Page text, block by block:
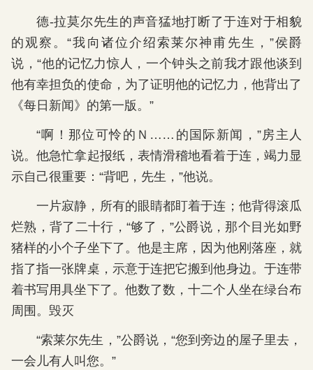
德-拉莫尔先生的声音猛地打断了于连对于相貌
的观察。“我向诸位介绍索莱尔神甫先生，”侯爵
说，“他的记忆力惊人，一个钟头之前我才跟他谈到
他有幸担负的使命，为了证明他的记忆力，他背出了
《每日新闻》的第一版。”
“啊！那位可怜的Ｎ……的国际新闻，”房主人
说。他急忙拿起报纸，表情滑稽地看着于连，竭力显
示自己很重要：“背吧，先生，”他说。
一片寂静，所有的眼睛都盯着于连；他背得滚瓜
烂熟，背了二十行，“够了，”公爵说，那个目光如野
猪样的小个子坐下了。他是主席，因为他刚落座，就
指了指一张牌桌，示意于连把它搬到他身边。于连带
着书写用具坐下了。他数了数，十二个人坐在绿台布
周围。毁灭
“索莱尔先生，”公爵说，“您到旁边的屋子里去，
一会儿有人叫您。”